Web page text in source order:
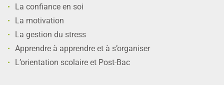
La confiance en soi
La motivation
La gestion du stress
Apprendre à apprendre et à s’organiser
L’orientation scolaire et Post-Bac